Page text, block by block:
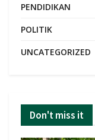
PENDIDIKAN
POLITIK
UNCATEGORIZED
Don't miss it